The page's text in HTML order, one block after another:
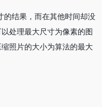
的结果，而在其他时间却没
处理最大尺寸为像素的图
照片的大小为算法的最大